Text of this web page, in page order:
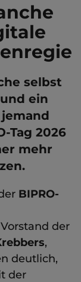
selbst
ein
Tag 2026
mehr
BIPRO-
Vorstand der
,
deutlich,
der